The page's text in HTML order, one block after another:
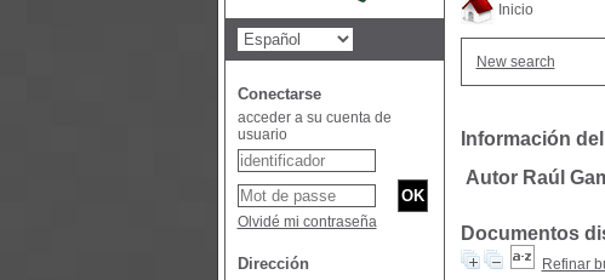
Inicio
New search
Información
Autor Raúl
Documentos
Refinar
Conectarse
acceder a su cuenta de
usuario
Olvidé mi contraseña
Dirección